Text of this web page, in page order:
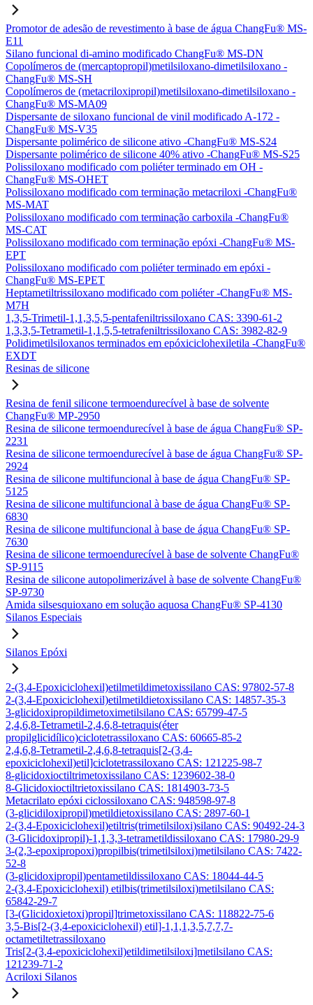
Promotor de adesão de revestimento à base de água ChangFu® MS-
E11
Silano funcional di-amino modificado ChangFu® MS-DN
Copolímeros de (mercaptopropil)metilsiloxano-dimetilsiloxano -
ChangFu® MS-SH
Copolímeros de (metacriloxipropil)metilsiloxano-dimetilsiloxano -
ChangFu® MS-MA09
Dispersante de siloxano funcional de vinil modificado A-172 -
ChangFu® MS-V35
Dispersante polimérico de silicone ativo -ChangFu® MS-S24
Dispersante polimérico de silicone 40% ativo -ChangFu® MS-S25
Polissiloxano modificado com poliéter terminado em OH -
ChangFu® MS-OHET
Polissiloxano modificado com terminação metacriloxi -ChangFu®
MS-MAT
Polissiloxano modificado com terminação carboxila -ChangFu®
MS-CAT
Polissiloxano modificado com terminação epóxi -ChangFu® MS-
EPT
Polissiloxano modificado com poliéter terminado em epóxi -
ChangFu® MS-EPET
Heptametiltrissiloxano modificado com poliéter -ChangFu® MS-
M7H
1,3,5-Trimetil-1,1,3,5,5-pentafeniltrissiloxano CAS: 3390-61-2
1,3,3,5-Tetrametil-1,1,5,5-tetrafeniltrissiloxano CAS: 3982-82-9
Polidimetilsiloxanos terminados em epóxiciclohexiletila -ChangFu®
EXDT
Resinas de silicone
Resina de fenil silicone termoendurecível à base de solvente
ChangFu® MP-2950
Resina de silicone termoendurecível à base de água ChangFu® SP-
2231
Resina de silicone termoendurecível à base de água ChangFu® SP-
2924
Resina de silicone multifuncional à base de água ChangFu® SP-
5125
Resina de silicone multifuncional à base de água ChangFu® SP-
6830
Resina de silicone multifuncional à base de água ChangFu® SP-
7630
Resina de silicone termoendurecível à base de solvente ChangFu®
SP-9115
Resina de silicone autopolimerizável à base de solvente ChangFu®
SP-9730
Amida silsesquioxano em solução aquosa ChangFu® SP-4130
Silanos Especiais
Silanos Epóxi
2-(3,4-Epoxiciclohexil)etilmetildimetoxissilano CAS: 97802-57-8
2-(3,4-Epoxiciclohexil)etilmetildietoxissilano CAS: 14857-35-3
3-glicidoxipropildimetoximetilsilano CAS: 65799-47-5
2,4,6,8-Tetrametil-2,4,6,8-tetraquis(éter
propilglicidílico)ciclotetrassiloxano CAS: 60665-85-2
2,4,6,8-Tetrametil-2,4,6,8-tetraquis[2-(3,4-
epoxiciclohexil)etil]ciclotetrassiloxano CAS: 121225-98-7
8-glicidoxioctiltrimetoxissilano CAS: 1239602-38-0
8-Glicidoxioctiltrietoxissilano CAS: 1814903-73-5
Metacrilato epóxi ciclossiloxano CAS: 948598-97-8
(3-glicidiloxipropil)metildietoxissilano CAS: 2897-60-1
2-(3,4-Epoxiciclohexil)etiltris(trimetilsiloxi)silano CAS: 90492-24-3
(3-Glicidoxipropil)-1,1,3,3-tetrametildissiloxano CAS: 17980-29-9
3-(2,3-epoxipropoxi)propilbis(trimetilsiloxi)metilsilano CAS: 7422-
52-8
(3-glicidoxipropil)pentametildissiloxano CAS: 18044-44-5
2-(3,4-Epoxiciclohexil) etilbis(trimetilsiloxi)metilsilano CAS:
65842-29-7
[3-(Glicidoxietoxi)propil]trimetoxissilano CAS: 118822-75-6
3,5-Bis[2-(3,4-epoxiciclohexil) etil]-1,1,1,3,5,7,7,7-
octametiltetrassiloxano
Tris[2-(3,4-epoxiciclohexil)etildimetilsiloxi]metilsilano CAS:
121239-71-2
Acriloxi Silanos